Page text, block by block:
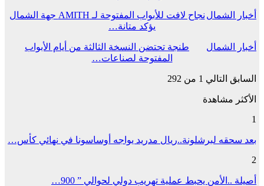
أخبار الشمال
نجاح لافت للأبواب المفتوحة لـ AMITH جهة الشمال
يؤكد متانة…
أخبار الشمال
طنجة تحتضن النسخة الثالثة من أيام الأبواب
المفتوحة لصناعات…
السابق التالي 1 من 292
الأكثر مشاهدة
1
بعد سحقه لبرشلونة..ريال مدريد يواجه أوساسونا في نهائي كأس…
2
أصيلة ..الأمن يحبط عملية تهريب دولي لحوالي ” 900…